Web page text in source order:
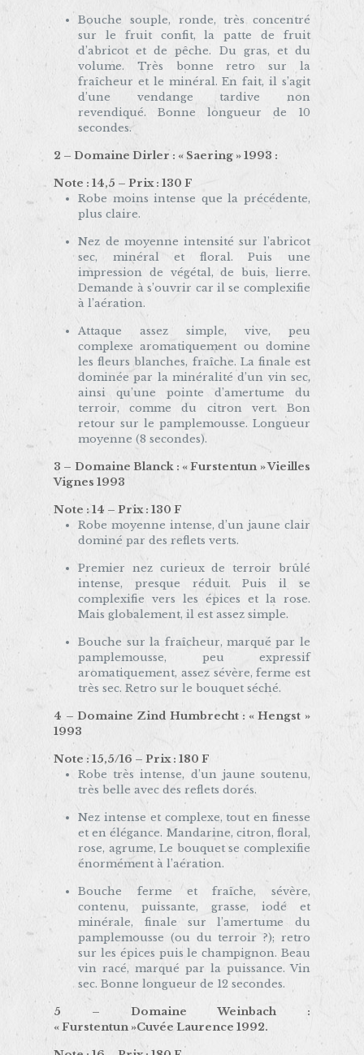
Bouche souple, ronde, très concentré
sur le fruit confit, la patte de fruit
d’abricot et de pêche. Du gras, et du
volume. Très bonne retro sur la
fraîcheur et le minéral. En fait, il s’agit
d’une vendange tardive non
revendiqué. Bonne longueur de 10
secondes.
2 – Domaine Dirler : « Saering » 1993 :
Note : 14,5 – Prix : 130 F
Robe moins intense que la précédente,
plus claire.
Nez de moyenne intensité sur l’abricot
sec, minéral et floral. Puis une
impression de végétal, de buis, lierre.
Demande à s’ouvrir car il se complexifie
à l’aération.
Attaque assez simple, vive, peu
complexe aromatiquement ou domine
les fleurs blanches, fraîche. La finale est
dominée par la minéralité d’un vin sec,
ainsi qu’une pointe d’amertume du
terroir, comme du citron vert. Bon
retour sur le pamplemousse. Longueur
moyenne (8 secondes).
3 – Domaine Blanck : « Furstentun » Vieilles
Vignes 1993
Note : 14 – Prix : 130 F
Robe moyenne intense, d’un jaune clair
dominé par des reflets verts.
Premier nez curieux de terroir brûlé
intense, presque réduit. Puis il se
complexifie vers les épices et la rose.
Mais globalement, il est assez simple.
Bouche sur la fraîcheur, marqué par le
pamplemousse, peu expressif
aromatiquement, assez sévère, ferme est
très sec. Retro sur le bouquet séché.
4 – Domaine Zind Humbrecht : « Hengst »
1993
Note : 15,5/16 – Prix : 180 F
Robe très intense, d’un jaune soutenu,
très belle avec des reflets dorés.
Nez intense et complexe, tout en finesse
et en élégance. Mandarine, citron, floral,
rose, agrume, Le bouquet se complexifie
énormément à l’aération.
Bouche ferme et fraîche, sévère,
contenu, puissante, grasse, iodé et
minérale, finale sur l’amertume du
pamplemousse (ou du terroir ?); retro
sur les épices puis le champignon. Beau
vin racé, marqué par la puissance. Vin
sec. Bonne longueur de 12 secondes.
5 – Domaine Weinbach :
« Furstentun »Cuvée Laurence 1992.